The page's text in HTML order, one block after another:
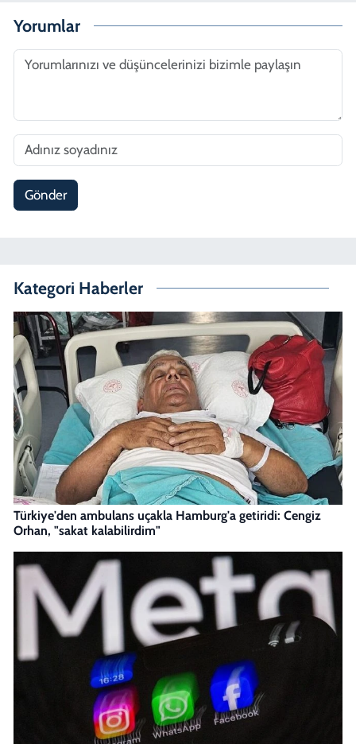
Yorumlar
Gönder
Kategori Haberler
Türkiye'den ambulans uçakla Hamburg'a getiridi: Cengiz
Orhan, "sakat kalabilirdim"